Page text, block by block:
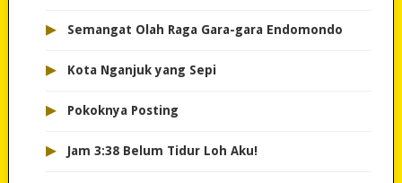
▸ Semangat Olah Raga Gara-gara Endomondo
▸ Kota Nganjuk yang Sepi
▸ Pokoknya Posting
▸ Jam 3:38 Belum Tidur Loh Aku!